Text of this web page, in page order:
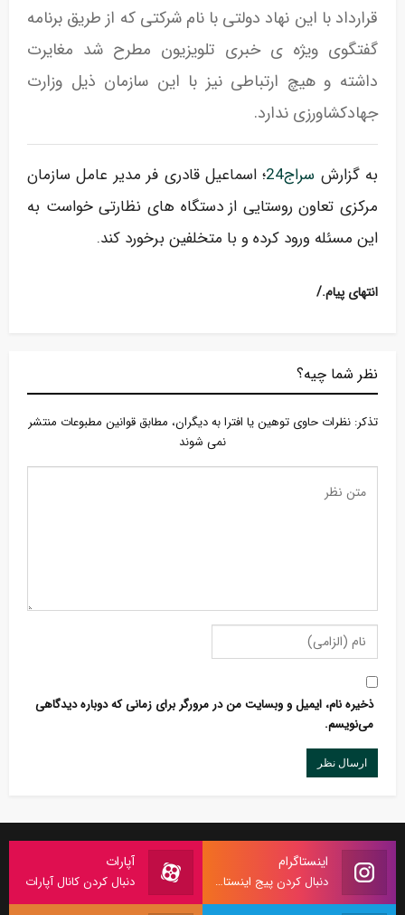
قرارداد با این نهاد دولتی با نام شرکتی که از طریق برنامه
گفتگوی ویژه ی خبری تلویزیون مطرح شد مغایرت
داشته و هیچ ارتباطی نیز با این سازمان ذیل وزارت
جهادکشاورزی ندارد.
به گزارش سراج24
؛ اسماعیل قادری فر مدیر عامل سازمان
مرکزی تعاون روستایی از دستگاه های نظارتی خواست به
این مسئله ورود کرده و با متخلفین برخورد کند.
/.انتهای پیام
نظر شما چیه؟
تذكر: نظرات حاوی توهين يا افترا به ديگران، مطابق قوانين مطبوعات منتشر
نمی شوند
ذخیره نام، ایمیل و وبسایت من در مرورگر برای زمانی که دوباره دیدگاهی
می‌نویسم.
اینستاگرام
دنبال کردن پیج اینستاگرام
آپارات
دنبال کردن کانال آپارات